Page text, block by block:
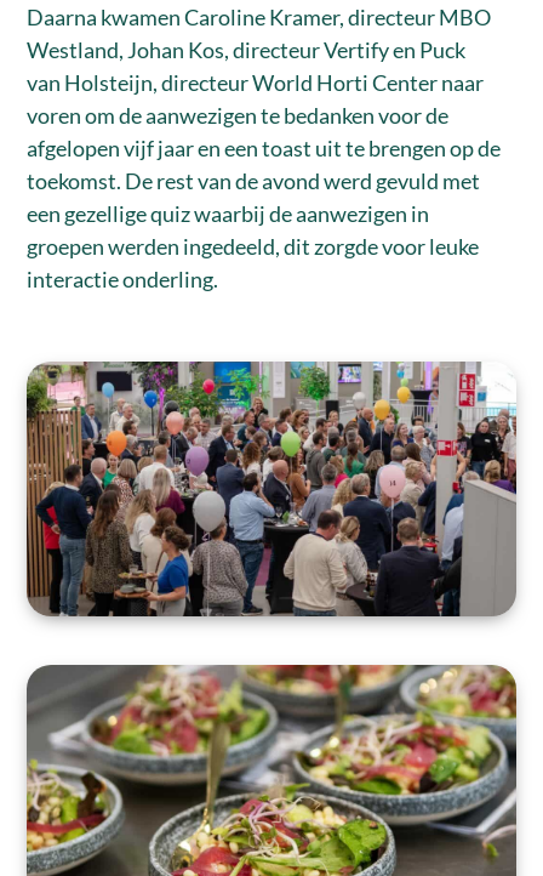
Daarna kwamen Caroline Kramer, directeur MBO
Westland, Johan Kos, directeur Vertify en Puck
van Holsteijn, directeur World Horti Center naar
voren om de aanwezigen te bedanken voor de
afgelopen vijf jaar en een toast uit te brengen op de
toekomst. De rest van de avond werd gevuld met
een gezellige quiz waarbij de aanwezigen in
groepen werden ingedeeld, dit zorgde voor leuke
interactie onderling.